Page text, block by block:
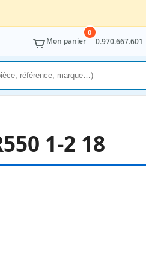
Mon panier
0
0.970.667.601
1-2 18